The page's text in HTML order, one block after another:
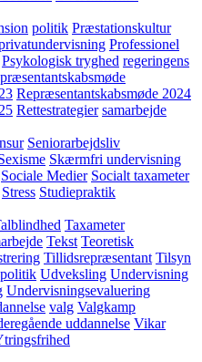
politik Præstationskultur
Professionel
Psykologisk tryghed regeringens
Repræsentantskabsmøde 2024
Rettestrategier samarbejde
Seniorarbejdsliv
Skærmfri undervisning
Sociale Medier Socialt taxameter
Stress Studiepraktik
Taxameter
Tekst Teoretisk
Tillidsrepræsentant Tilsyn
Udveksling Undervisning
Undervisningsevaluering
valg Valgkamp
uddannelse Vikar